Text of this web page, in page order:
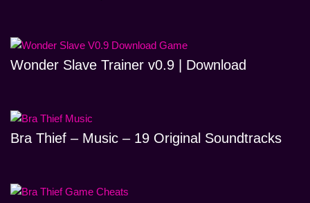
Wonder Slave Trainer v0.9 | Download
Bra Thief – Music – 19 Original Soundtracks